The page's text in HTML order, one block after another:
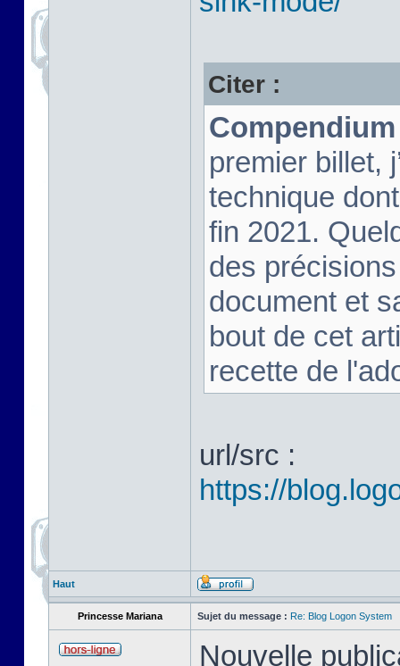
Citer :
premier billet,
technique
fin 2021.
des
document et
bout de cet
recette de
url/src :
https://
Haut
Princesse Mariana Sujet du message : Re: Blog Logon System
Nouvelle